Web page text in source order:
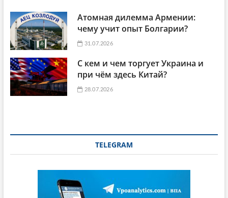
Атомная дилемма Армении:
чему учит опыт Болгарии?
31.07.2026
С кем и чем торгует Украина и
при чём здесь Китай?
28.07.2026
TELEGRAM